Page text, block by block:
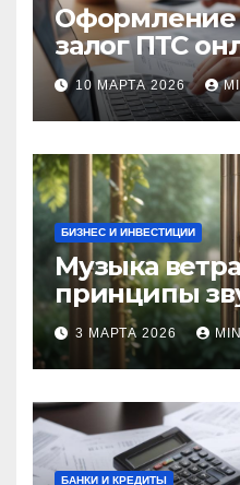
Оформление
залог ПТС
без визита в
требования
10 МАРТА 2026
БИЗНЕС И ИНВЕСТИЦИИ
Музыка
принципы
3 МАРТА 2026
БАНКИ И КРЕДИТЫ